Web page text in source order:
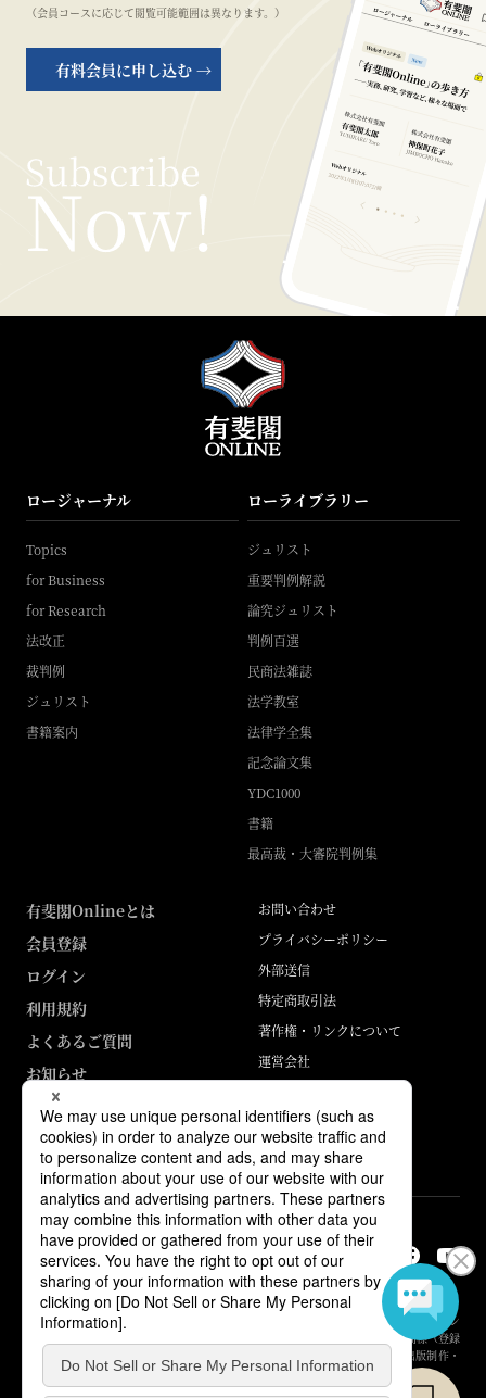
（会員コースに応じて閲覧可能範囲は異なります。）
有料会員に申し込む →
ロージャーナル
Topics
for Business
for Research
法改正
裁判例
ジュリスト
書籍案内
ローライブラリー
ジュリスト
重要判例解説
論究ジュリスト
判例百選
民商法雑誌
法学教室
法律学全集
記念論文集
YDC1000
書籍
最高裁・大審院判例集
有斐閣Onlineとは
会員登録
ログイン
利用規約
よくあるご質問
お知らせ
お問い合わせ
プライバシーポリシー
外部送信
特定商取引法
著作権・リンクについて
運営会社
ABJマークは、この電子書店・電子書籍配信サービスが、著作権者からコン
テンツ使用許諾を得た正規版配信サービスであることを示す登録商標（登録
番号 第6091713号）です。詳しくは［ABJマーク］または［電子出版制作・
流通協議会］で検索してください。